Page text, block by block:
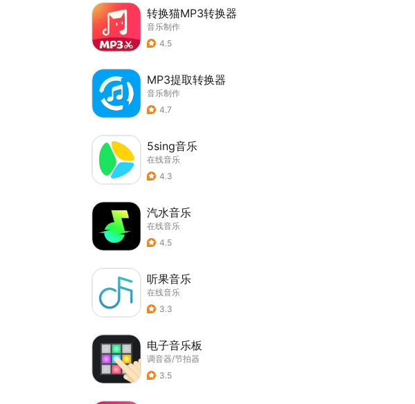
转换猫MP3转换器
音乐制作
4.5
MP3提取转换器
音乐制作
4.7
5sing音乐
在线音乐
4.3
汽水音乐
在线音乐
4.5
听果音乐
在线音乐
3.3
电子音乐板
调音器/节拍器
3.5